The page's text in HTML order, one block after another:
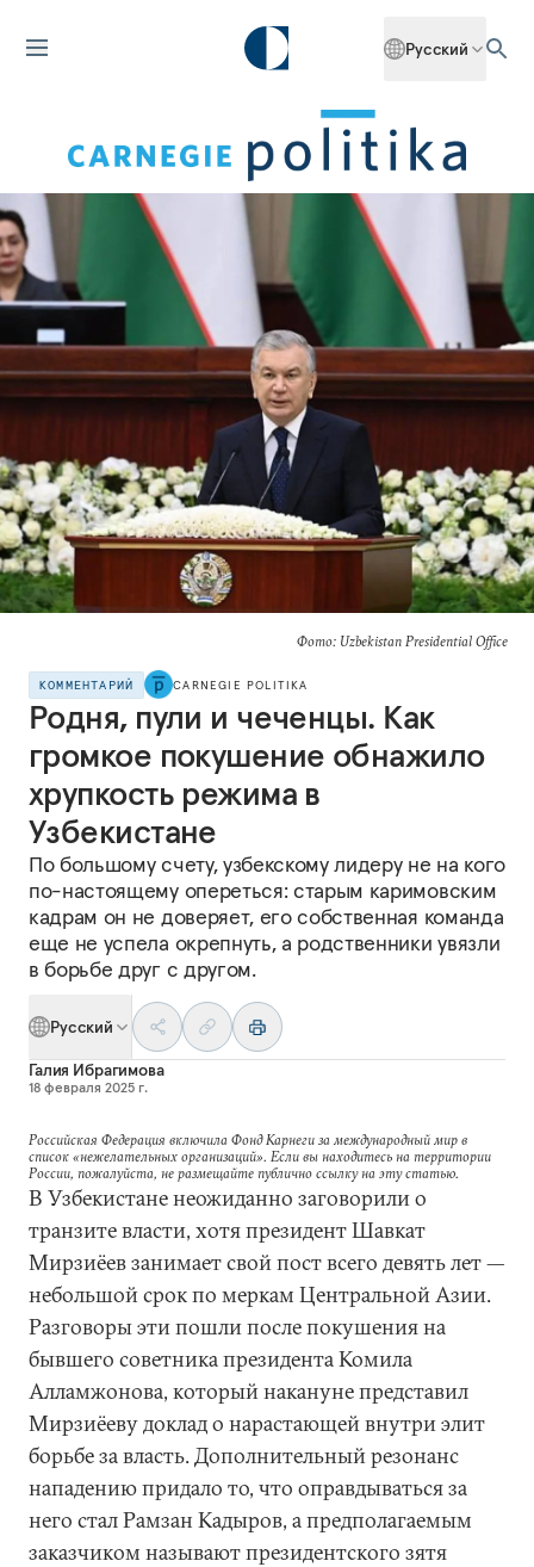
Русский
Фото: Uzbekistan Presidential Office
КОММЕНТАРИЙ CARNEGIE POLITIKA
Родня, пули и чеченцы. Как
громкое покушение обнажило
хрупкость режима в
Узбекистане
По большому счету, узбекскому лидеру не на кого
по-настоящему опереться: старым каримовским
кадрам он не доверяет, его собственная команда
еще не успела окрепнуть, а родственники увязли
в борьбе друг с другом.
Русский
Галия Ибрагимова
18 февраля 2025 г.
Российская Федерация включила Фонд Карнеги за международный мир в
список «нежелательных организаций». Если вы находитесь на территории
России, пожалуйста, не размещайте публично ссылку на эту статью.
В Узбекистане неожиданно заговорили о
транзите власти, хотя президент Шавкат
Мирзиёев занимает свой пост всего девять лет —
небольшой срок по меркам Центральной Азии.
Разговоры эти пошли после покушения на
бывшего советника президента Комила
Алламжонова, который накануне представил
Мирзиёеву доклад о нарастающей внутри элит
борьбе за власть. Дополнительный резонанс
нападению придало то, что оправдываться за
него стал Рамзан Кадыров, а предполагаемым
заказчиком называют президентского зятя